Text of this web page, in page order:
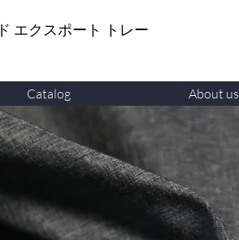
エクスポート トレー
Catalog About us